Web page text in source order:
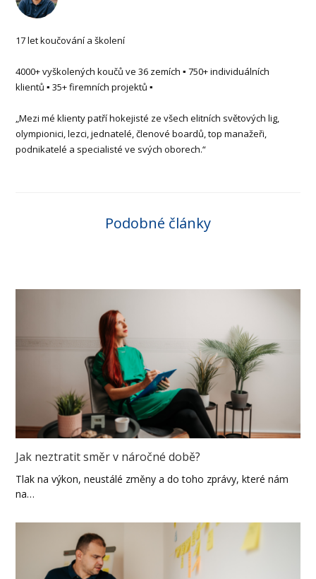
17 let koučování a školení
4000+ vyškolených koučů ve 36 zemích ▪ 750+ individuálních
klientů ▪ 35+ firemních projektů ▪
„Mezi mé klienty patří hokejisté ze všech elitních světových lig,
olympionici, lezci, jednatelé, členové boardů, top manažeři,
podnikatelé a specialisté ve svých oborech.“
Podobné články
Jak neztratit směr v náročné době?
Tlak na výkon, neustálé změny a do toho zprávy, které nám
na…